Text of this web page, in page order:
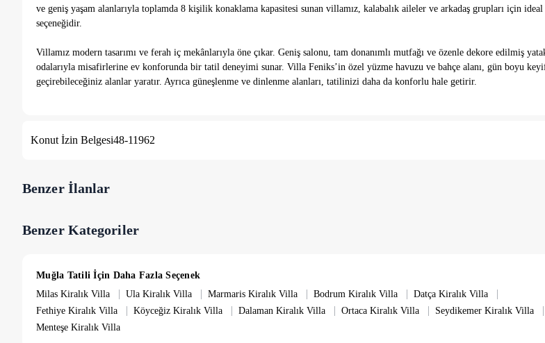
ve geniş yaşam alanlarıyla toplamda 8 kişilik konaklama kapasitesi sunan villamız, kalabalık aileler ve arkadaş grupları için
seçeneğidir.
Villamız modern tasarımı ve ferah iç mekânlarıyla öne çıkar. Geniş salonu, tam donanımlı mutfağı ve özenle dekore edilmiş
odalarıyla misafirlerine ev konforunda bir tatil deneyimi sunar. Villa Feniks’in özel yüzme havuzu ve bahçe alanı, gün boyu
geçirebileceğiniz alanlar yaratır. Ayrıca güneşlenme ve dinlenme alanları, tatilinizi daha da konforlu hale getirir.
Konut İzin Belgesi48-11962
Benzer İlanlar
Benzer Kategoriler
Muğla Tatili İçin Daha Fazla Seçenek
Milas Kiralık Villa
| Ula Kiralık Villa | Marmaris Kiralık Villa | Bodrum Kiralık Villa | Datça Kiralık Villa |
Fethiye Kiralık Villa | Köyceğiz Kiralık Villa | Dalaman Kiralık Villa | Ortaca Kiralık Villa | Seydikemer Kiralık Villa |
Menteşe Kiralık Villa